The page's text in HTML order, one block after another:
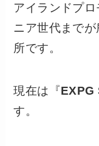
アイランドプ
ニア世代まで
所です。
現在は『EXPG
す。